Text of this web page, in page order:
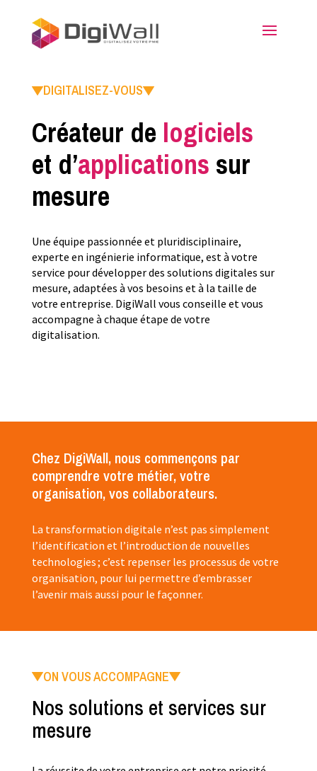
DIGITALISEZ-VOUS
Créateur de logiciels
et d’applications sur
mesure
Une équipe passionnée et pluridisciplinaire,
experte en ingénierie informatique, est à votre
service pour développer des solutions digitales sur
mesure, adaptées à vos besoins et à la taille de
votre entreprise. DigiWall vous conseille et vous
accompagne à chaque étape de votre
digitalisation.
Chez DigiWall, nous commençons par
comprendre votre métier, votre
organisation, vos collaborateurs.
La transformation digitale n’est pas simplement
l’identification et l’introduction de nouvelles
technologies ; c’est repenser les processus de votre
organisation, pour lui permettre d’embrasser
l’avenir mais aussi pour le façonner.
ON VOUS ACCOMPAGNE
Nos solutions et services sur
mesure